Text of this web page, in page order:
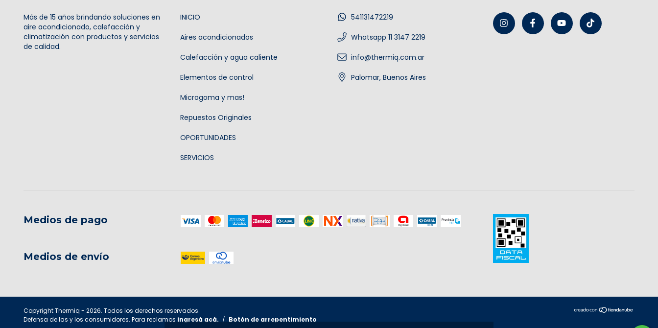
Más de 15 años brindando soluciones en
aire acondicionado, calefacción y
climatización con productos y servicios
de calidad.
INICIO
Aires acondicionados
Calefacción y agua caliente
Elementos de control
Microgoma y mas!
Repuestos Originales
OPORTUNIDADES
SERVICIOS
541131472219
Whatsapp 11 3147 2219
info@thermiq.com.ar
Palomar, Buenos Aires
Medios de pago
Medios de envío
Copyright Thermiq - 2026. Todos los derechos reservados.
Defensa de las y los consumidores. Para reclamos ingresá acá. / Botón de arrepentimiento